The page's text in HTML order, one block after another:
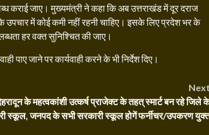
कराई जाए। मुख्यमंत्री ने कहा कि अब उत्तराखंड में दूर दराज
में कोई कमी नहीं रहनी चाहिए। इसके लिए प्रदेश भर के
हर वक्त सुनिश्चित की जाए।
पाए जाने पर कार्यवाही करने के भी निर्देश दिए।
के महत्वकांशी उत्कर्ष प्राजेक्ट के तहत् स्मार्ट बन रहे जिले
स्कूल, जनपद के सभी सरकारी स्कूल होगें फर्नीचर/उपकरण